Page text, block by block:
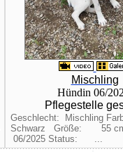
Mischling
Hündin 06/
Pflegestelle
Geschlecht: Mischling
Schwarz Größe: 55
06/2025 Status: ...